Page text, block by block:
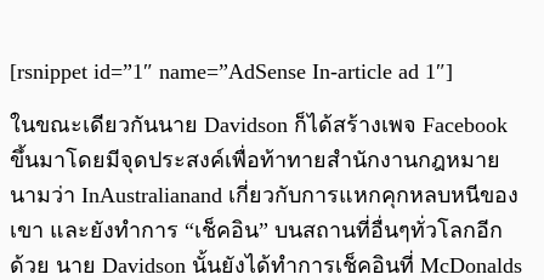
[rsnippet id=”1″ name=”AdSense In-article ad 1″]
ในขณะเดียวกันนาย Davidson ก็ได้สร้างเพจ Facebook
ขึ้นมาโดยมีจุดประสงค์เพื่อท้าทายสำนักงานกฎหมาย
นามว่า InAustralianand เกี่ยวกับการแหกคุกหลบหนีของ
เขา และยังทำการ “เช็คอิน” บนสถานที่อื่นๆทั่วโลกอีก
ด้วย นาย Davidson นั้นยังได้ทำการเช็คอินที่ McDonalds